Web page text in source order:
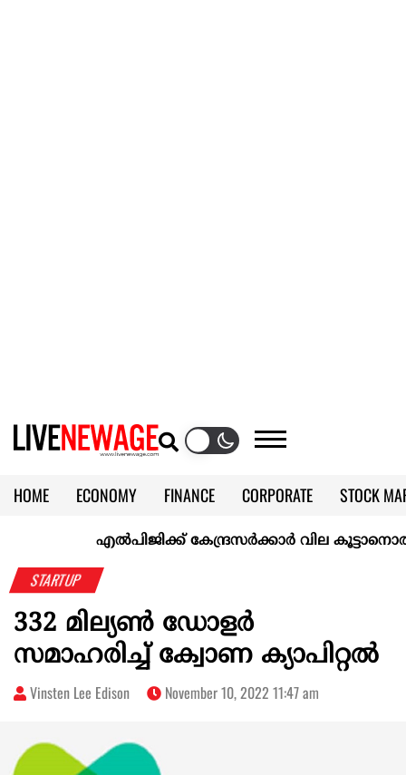
HOME ECONOMY FINANCE CORPORATE
STOCK
KERALA @70
എല്‍പിജിക്ക് കേന്ദ്രസർക്കാർ വില
STARTUP
332 മില്യൺ ഡോളർ
സമാഹരിച്ച് ക്വോണ ക്യാപിറ്റൽ
Vinsten Lee Edison November 10, 2022 11:47 am